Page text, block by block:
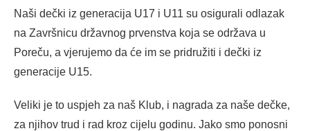
Naši dečki iz generacija U17 i U11 su osigurali odlazak
na Završnicu državnog prvenstva koja se održava u
Poreču, a vjerujemo da će im se pridružiti i dečki iz
generacije U15.
Veliki je to uspjeh za naš Klub, i nagrada za naše dečke,
za njihov trud i rad kroz cijelu godinu. Jako smo ponosni